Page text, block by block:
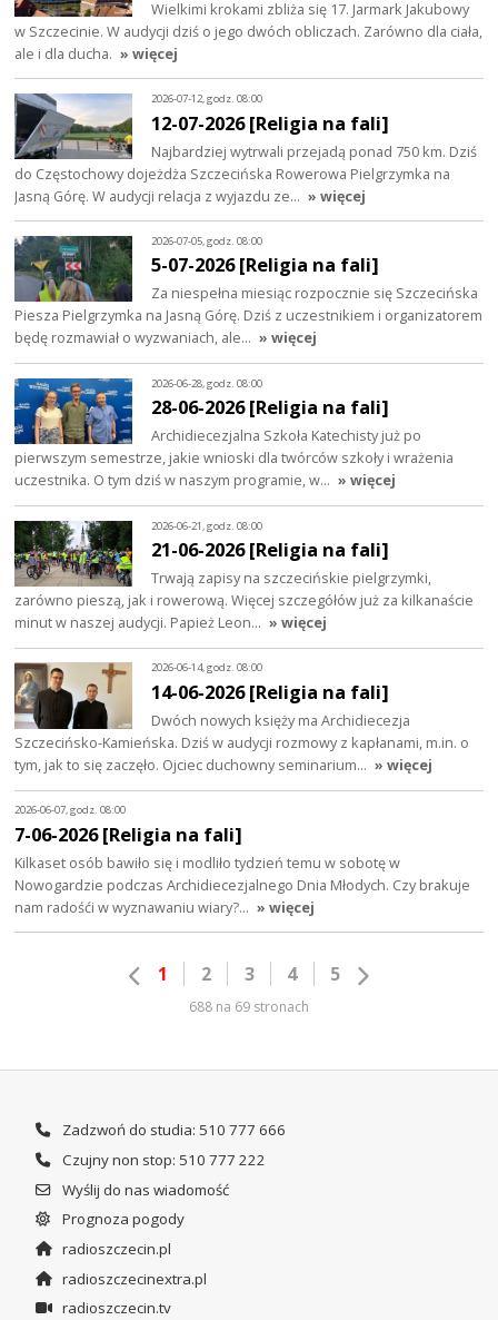
Wielkimi krokami zbliża się 17. Jarmark Jakubowy
w Szczecinie. W audycji dziś o jego dwóch obliczach. Zarówno dla ciała,
ale i dla ducha. » więcej
2026-07-12, godz. 08:00
12-07-2026 [Religia na fali]
Najbardziej wytrwali przejadą ponad 750 km. Dziś
do Częstochowy dojeżdża Szczecińska Rowerowa Pielgrzymka na
Jasną Górę. W audycji relacja z wyjazdu ze… » więcej
2026-07-05, godz. 08:00
5-07-2026 [Religia na fali]
Za niespełna miesiąc rozpocznie się Szczecińska
Piesza Pielgrzymka na Jasną Górę. Dziś z uczestnikiem i organizatorem
będę rozmawiał o wyzwaniach, ale… » więcej
2026-06-28, godz. 08:00
28-06-2026 [Religia na fali]
Archidiecezjalna Szkoła Katechisty już po
pierwszym semestrze, jakie wnioski dla twórców szkoły i wrażenia
uczestnika. O tym dziś w naszym programie, w… » więcej
2026-06-21, godz. 08:00
21-06-2026 [Religia na fali]
Trwają zapisy na szczecińskie pielgrzymki,
zarówno pieszą, jak i rowerową. Więcej szczegółów już za kilkanaście
minut w naszej audycji. Papież Leon… » więcej
2026-06-14, godz. 08:00
14-06-2026 [Religia na fali]
Dwóch nowych księży ma Archidiecezja
Szczecińsko-Kamieńska. Dziś w audycji rozmowy z kapłanami, m.in. o
tym, jak to się zaczęło. Ojciec duchowny seminarium… » więcej
2026-06-07, godz. 08:00
7-06-2026 [Religia na fali]
Kilkaset osób bawiło się i modliło tydzień temu w sobotę w
Nowogardzie podczas Archidiecezjalnego Dnia Młodych. Czy brakuje
nam radośći w wyznawaniu wiary?… » więcej
1 2 3 4 5
688 na 69 stronach
Zadzwoń do studia: 510 777 666
Czujny non stop: 510 777 222
Wyślij do nas wiadomość
Prognoza pogody
radioszczecin.pl
radioszczecinextra.pl
radioszczecin.tv